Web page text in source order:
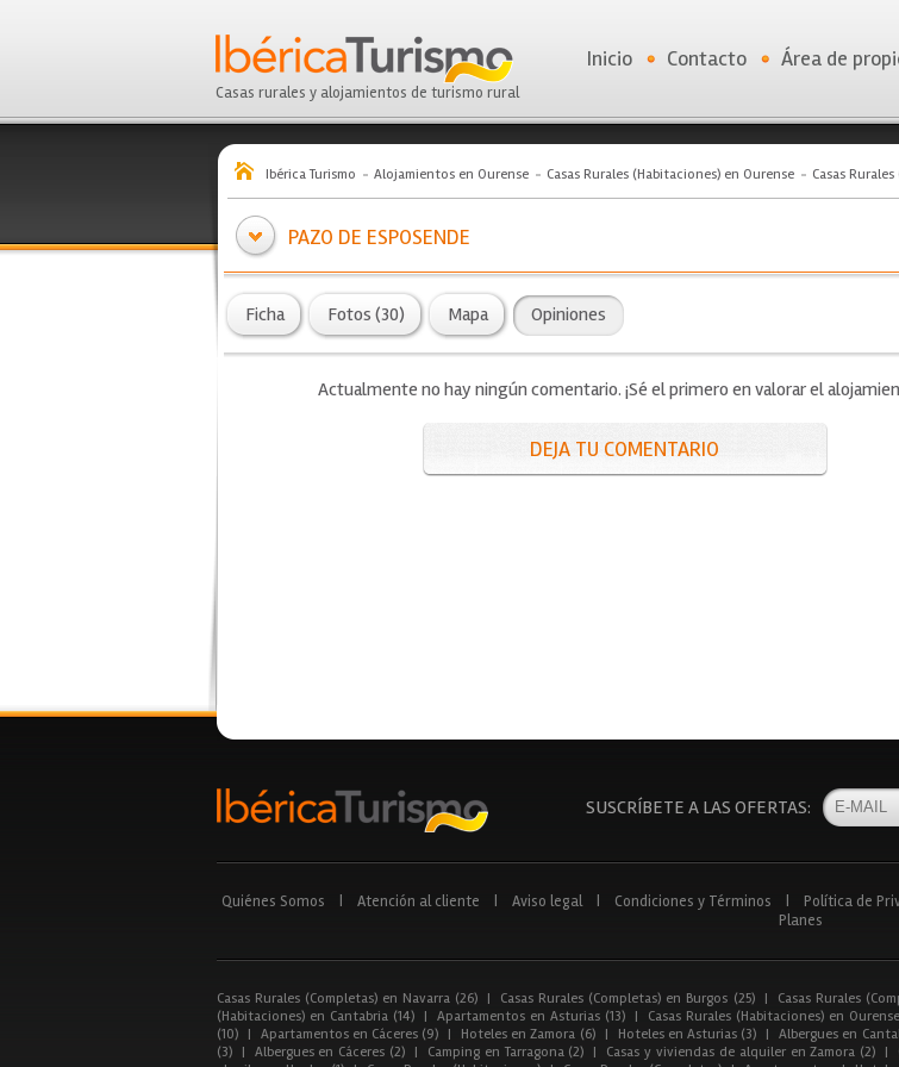
Casas rurales y alojamientos de turismo rural
Inicio Contacto Área de
Ibérica Turismo Alojamientos en Ourense Casas Rurales (Habitaciones) en Ourense Casas
PAZO DE ESPOSENDE
Ficha Fotos (30) Mapa Opiniones
Actualmente no hay ningún comentario. ¡Sé el primero en valorar el
DEJA TU COMENTARIO
SUSCRÍBETE A LAS OFERTAS:
Quiénes Somos Atención al cliente Aviso legal Condiciones y Términos Política de
Planes
Casas Rurales (Completas) en Navarra (26) | Casas Rurales (Completas) en Burgos (25) | Casas Rurales
(Habitaciones) en Cantabria (14)
| Apartamentos en Asturias (13) | Casas Rurales (Habitaciones) en Ourense
(10)
| Apartamentos en Cáceres (9) | Hoteles en Zamora (6) | Hoteles en Asturias (3) | Albergues en
(3)
| Albergues en Cáceres (2) | Camping en Tarragona (2) | Casas y viviendas de alquiler en Zamora (2) |